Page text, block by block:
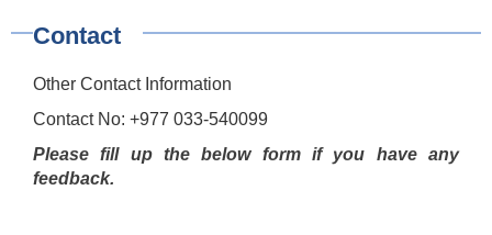
Contact
Other Contact Information
Contact No: +977 033-540099
Please fill up the below form if you have any
feedback.